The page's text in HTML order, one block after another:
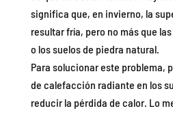
significa que, en invierno, la
resultar fría, pero no más que
o los suelos de piedra natural.
Para solucionar este problema,
de calefacción radiante en los
reducir la pérdida de calor. Lo